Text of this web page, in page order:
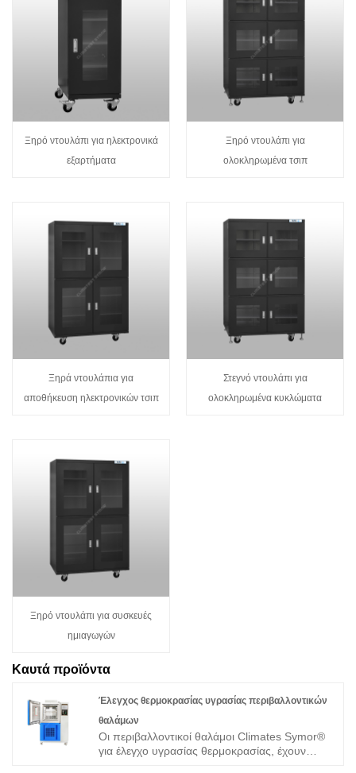
Ξηρό ντουλάπι για ηλεκτρονικά
εξαρτήματα
Ξηρό ντουλάπι για
ολοκληρωμένα τσιπ
Ξηρά ντουλάπια για
αποθήκευση ηλεκτρονικών τσιπ
Στεγνό ντουλάπι για
ολοκληρωμένα κυκλώματα
Ξηρό ντουλάπι για συσκευές
ημιαγωγών
Καυτά προϊόντα
Έλεγχος θερμοκρασίας υγρασίας περιβαλλοντικών
θαλάμων
Οι περιβαλλοντικοί θαλάμοι Climates Symor®
για έλεγχο υγρασίας θερμοκρασίας, έχουν